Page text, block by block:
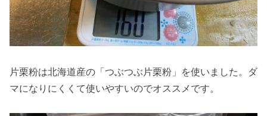
片栗粉は北海道産の「つぶつぶ片栗粉」を使いました。ダ
マになりにくくて使いやすいのでオススメです。